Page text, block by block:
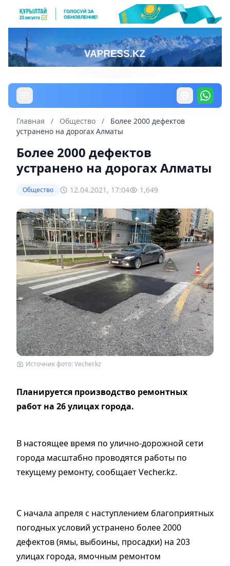
Главная / Общество /
Более 2000 дефектов
устранено на дорогах Алматы
Более 2000 дефектов
устранено на дорогах Алматы
Общество 12.04.2021, 17:04 1,649
Источник фото: Vecher.kz
Планируется производство ремонтных
работ на 26 улицах города.
В настоящее время по улично-дорожной сети
города масштабно проводятся работы по
текущему ремонту, сообщает Vecher.kz.
С начала апреля с наступлением благоприятных
погодных условий устранено более 2000
дефектов (ямы, выбоины, просадки) на 203
улицах города, ямочным ремонтом